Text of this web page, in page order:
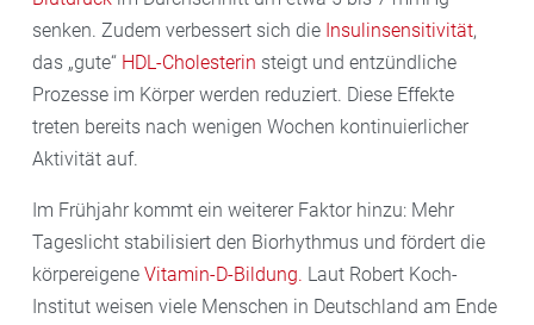
senken. Zudem verbessert sich die Insulinsensitivität,
das „gute“ HDL-Cholesterin steigt und entzündliche
Prozesse im Körper werden reduziert. Diese Effekte
treten bereits nach wenigen Wochen kontinuierlicher
Aktivität auf.
Im Frühjahr kommt ein weiterer Faktor hinzu: Mehr
Tageslicht stabilisiert den Biorhythmus und fördert die
körpereigene Vitamin-D-Bildung. Laut Robert Koch-
Institut weisen viele Menschen in Deutschland am Ende